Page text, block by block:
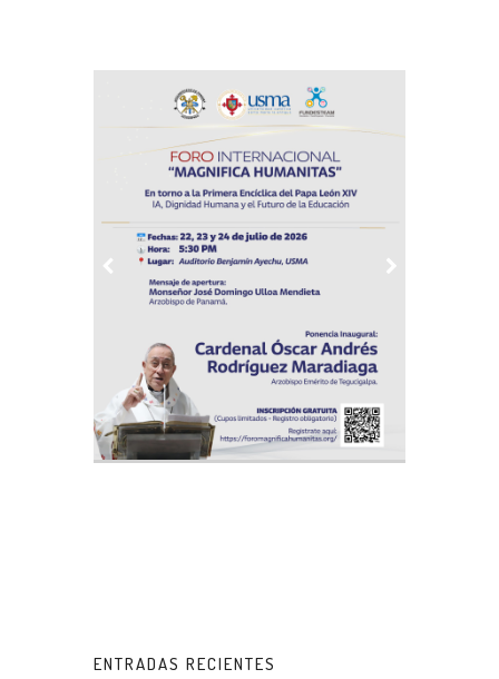
ENTRADAS RECIENTES